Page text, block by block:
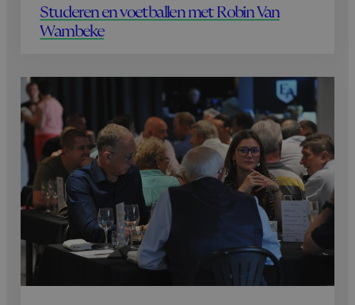
Studeren en voetballen met Robin Van
Wambeke